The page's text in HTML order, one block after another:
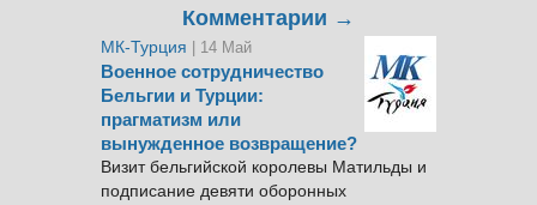
Комментарии →
МК-Турция | 14 Май
Военное сотрудничество
Бельгии и Турции:
прагматизм или
вынужденное возвращение?
Визит бельгийской королевы Матильды и
подписание девяти оборонных